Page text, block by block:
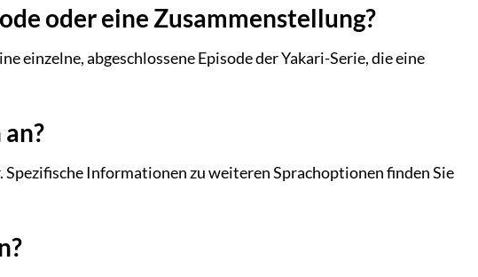
oder eine Zusammenstellung?
einzelne, abgeschlossene Episode der Yakari-Serie, die eine
Informationen zu weiteren Sprachoptionen finden Sie